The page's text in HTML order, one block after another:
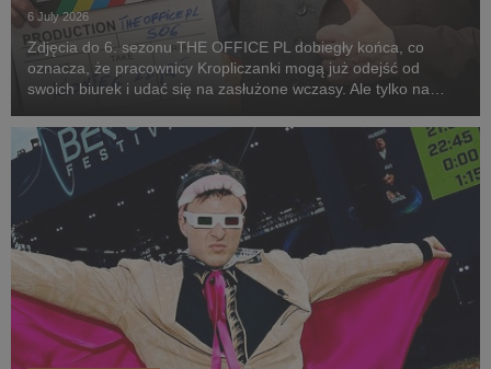
6 July 2026
Zdjęcia do 6. sezonu THE OFFICE PL dobiegły końca, co
oznacza, że pracownicy Kropliczanki mogą już odejść od
swoich biurek i udać się na zasłużone wczasy. Ale tylko na
CANAL+.